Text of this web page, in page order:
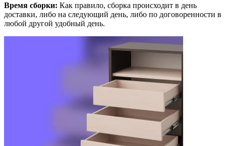
Время сборки: Как правило, сборка происходит в день
доставки, либо на следующий день, либо по договоренности в
любой другой удобный день.